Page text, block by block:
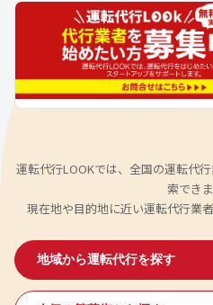
運転代行LOOKでは、全国の運転代
索できま
現在地や目的地に近い運転代行業
地域から運転代行を探す